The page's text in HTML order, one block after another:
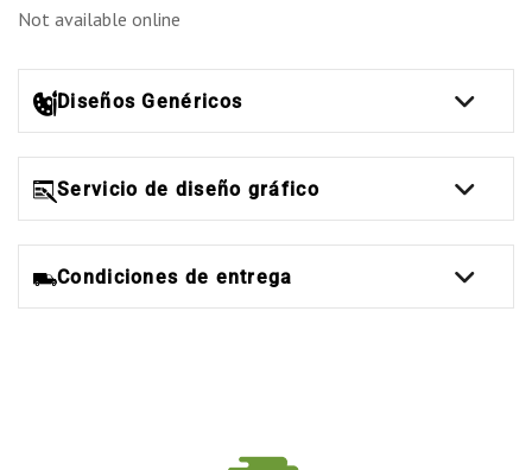
Not available online
Diseños Genéricos
Servicio de diseño gráfico
Condiciones de entrega